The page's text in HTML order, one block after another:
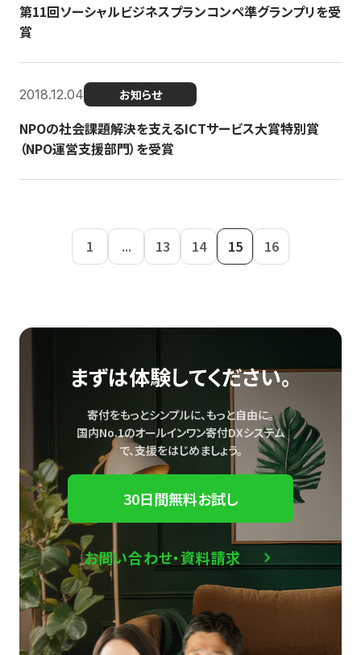
第11回ソーシャルビジネスプランコンペ準グランプリを受
賞
2018.12.04 お知らせ
NPOの社会課題解決を支えるICTサービス大賞特別賞
（NPO運営支援部門）を受賞
1 ... 13 14 15 16
まずは体験してください。
寄付をもっとシンプルに、もっと自由に。
国内No.1のオールインワン寄付DXシステム
で、支援をはじめましょう。
30日間無料お試し
お問い合わせ・資料請求